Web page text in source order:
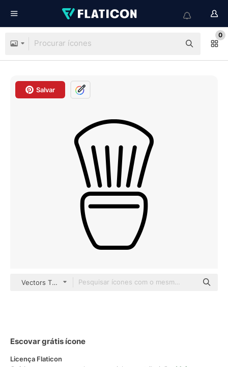
0
Salvar
Vectors Tank outline
Escovar grátis ícone
Licença Flaticon